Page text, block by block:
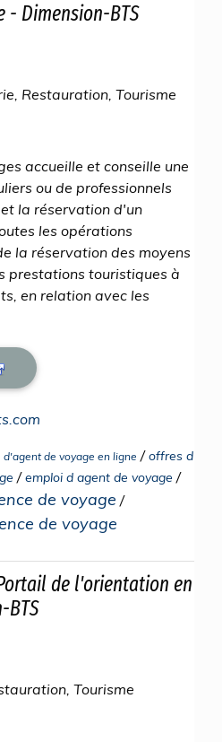
- Dimension-BTS
Restauration, Tourisme
accueille et conseille une
ou de professionnels
la réservation d'un
les opérations
la réservation des moyens
prestations touristiques à
en relation avec les
d'agent de voyage en ligne /offres d
/emploi d agent de voyage /
de voyage /
de voyage
de l'orientation en
BTS
Tourisme